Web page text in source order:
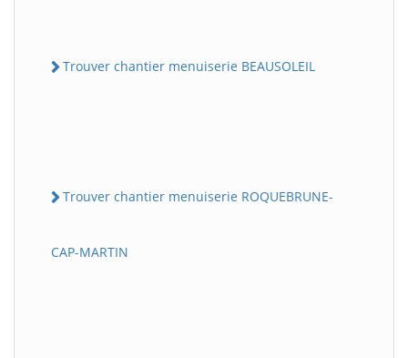
Trouver chantier menuiserie BEAUSOLEIL
Trouver chantier menuiserie ROQUEBRUNE-
CAP-MARTIN